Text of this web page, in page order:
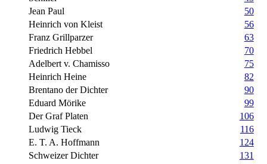
Jean Paul
50
Heinrich von Kleist
56
Franz Grillparzer
63
Friedrich Hebbel
70
Adelbert v. Chamisso
75
Heinrich Heine
82
Brentano der Dichter
90
Eduard Mörike
99
Der Graf Platen
106
Ludwig Tieck
116
E. T. A. Hoffmann
124
Schweizer Dichter
131